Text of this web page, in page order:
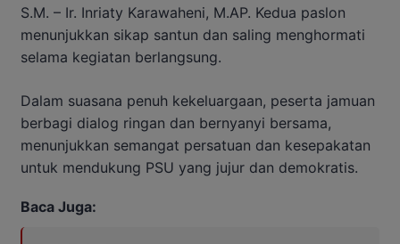
S.M. – Ir. Inriaty Karawaheni, M.AP. Kedua paslon
menunjukkan sikap santun dan saling menghormati
selama kegiatan berlangsung.
Dalam suasana penuh kekeluargaan, peserta jamuan
berbagi dialog ringan dan bernyanyi bersama,
menunjukkan semangat persatuan dan kesepakatan
untuk mendukung PSU yang jujur dan demokratis.
Baca Juga: